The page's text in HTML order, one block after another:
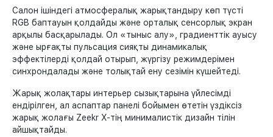
Салон ішіндегі атмосфералық жарықтандыру көп түсті
RGB баптауын қолдайды және орталық сенсорлық экран
арқылы басқарылады. Ол «тыныс алу», градиенттік ауысу
және ырғақты пульсация сияқты динамикалық
эффектілерді қолдай отырып, жүргізу режимдерімен
синхрондалады және толықтай ену сезімін күшейтеді.
Жарық жолақтары интерьер сызықтарына үйлесімді
ендірілген, ал аспаптар панелі бойымен өтетін үздіксіз
жарық жолағы Zeekr X-тің минималистік дизайн тілін
айшықтайды.